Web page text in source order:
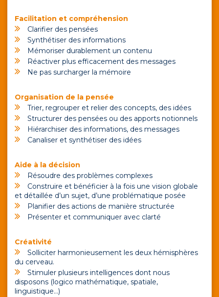
Facilitation et compréhension
Clarifier des pensées
Synthétiser des informations
Mémoriser durablement un contenu
Réactiver plus efficacement des messages
Ne pas surcharger la mémoire
Organisation de la pensée
Trier, regrouper et relier des concepts, des idées
Structurer des pensées ou des apports notionnels
Hiérarchiser des informations, des messages
Canaliser et synthétiser des idées
Aide à la décision
Résoudre des problèmes complexes
Construire et bénéficier à la fois une vision globale
et détaillée d’un sujet, d’une problématique posée
Planifier des actions de manière structurée
Présenter et communiquer avec clarté
Créativité
Solliciter harmonieusement les deux hémisphères
du cerveau.
Stimuler plusieurs intelligences dont nous
disposons (logico mathématique, spatiale,
linguistique…)